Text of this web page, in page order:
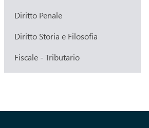
Diritto Penale
Diritto Storia e Filosofia
Fiscale - Tributario